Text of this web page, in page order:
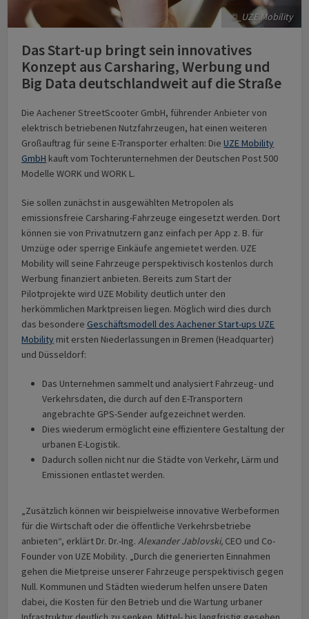
©_UZE Mobility
Das Start-up bringt sein innovatives
Konzept aus Carsharing, Werbung und
Big Data deutschlandweit auf die Straße
Die Aachener StreetScooter GmbH, führender Anbieter von
elektrisch betriebenen Nutzfahrzeugen, hat einen weiteren
Großauftrag für seine E-Transporter erhalten: DieUZE Mobility
GmbH kauft vom Tochterunternehmen der Deutschen Post 500
Modelle WORK und WORK L.
Sie sollen zunächst in ausgewählten Metropolen als
emissionsfreie Carsharing-Fahrzeuge eingesetzt werden. Dort
können sie von Privatnutzern ganz einfach per App z. B. für
Umzüge oder sperrige Einkäufe angemietet werden. UZE
Mobility will seine Fahrzeuge perspektivisch kostenlos durch
Werbung finanziert anbieten. Bereits zum Start der
Pilotprojekte wird UZE Mobility deutlich unter den
herkömmlichen Marktpreisen liegen. Möglich wird dies durch
das besondere Geschäftsmodell des Aachener Start-ups UZE
Mobility mit ersten Niederlassungen in Bremen (Headquarter)
und Düsseldorf:
Das Unternehmen sammelt und analysiert Fahrzeug- und
Verkehrsdaten, die durch auf den E-Transportern
angebrachte GPS-Sender aufgezeichnet werden.
Dies wiederum ermöglicht eine effizientere Gestaltung der
urbanen E-Logistik.
Dadurch sollen nicht nur die Städte von Verkehr, Lärm und
Emissionen entlastet werden.
„Zusätzlich können wir beispielweise innovative Werbeformen
für die Wirtschaft oder die öffentliche Verkehrsbetriebe
anbieten“, erklärt Dr. Dr.-Ing.Alexander Jablovski, CEO und Co-
Founder von UZE Mobility. „Durch die generierten Einnahmen
gehen die Mietpreise unserer Fahrzeuge perspektivisch gegen
Null. Kommunen und Städten wiederum helfen unsere Daten
dabei, die Kosten für den Betrieb und die Wartung urbaner